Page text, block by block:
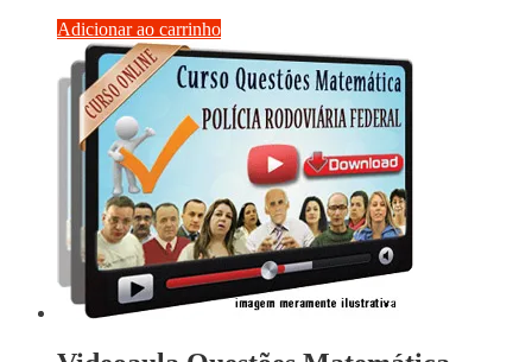
Adicionar ao carrinho